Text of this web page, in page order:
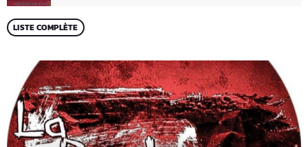
LISTE COMPLÈTE